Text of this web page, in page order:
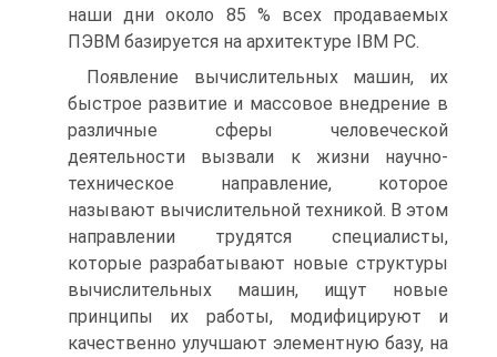
наши дни около 85 % всех продаваемых
ПЭВМ базируется на архитектуре IBM PC.
Появление вычислительных машин, их
быстрое развитие и массовое внедрение в
различные сферы человеческой
деятельности вызвали к жизни научно-
техническое направление, которое
называют вычислительной техникой. В этом
направлении трудятся специалисты,
которые разрабатывают новые структуры
вычислительных машин, ищут новые
принципы их работы, модифицируют и
качественно улучшают элементную базу, на